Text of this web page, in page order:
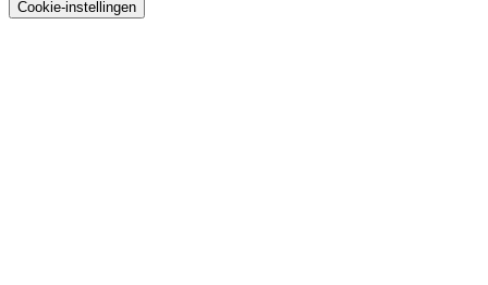
Cookie-instellingen